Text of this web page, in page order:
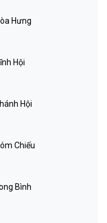
Hưng
Hội
Hội
Chiếu
Bình